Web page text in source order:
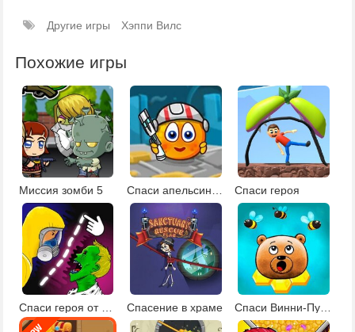
Другие игры Хэппи Вилс
Похожие игры
Миссия зомби 5 Спаси героя
Спасение в храме Спаси Винни-Пуха от пчел